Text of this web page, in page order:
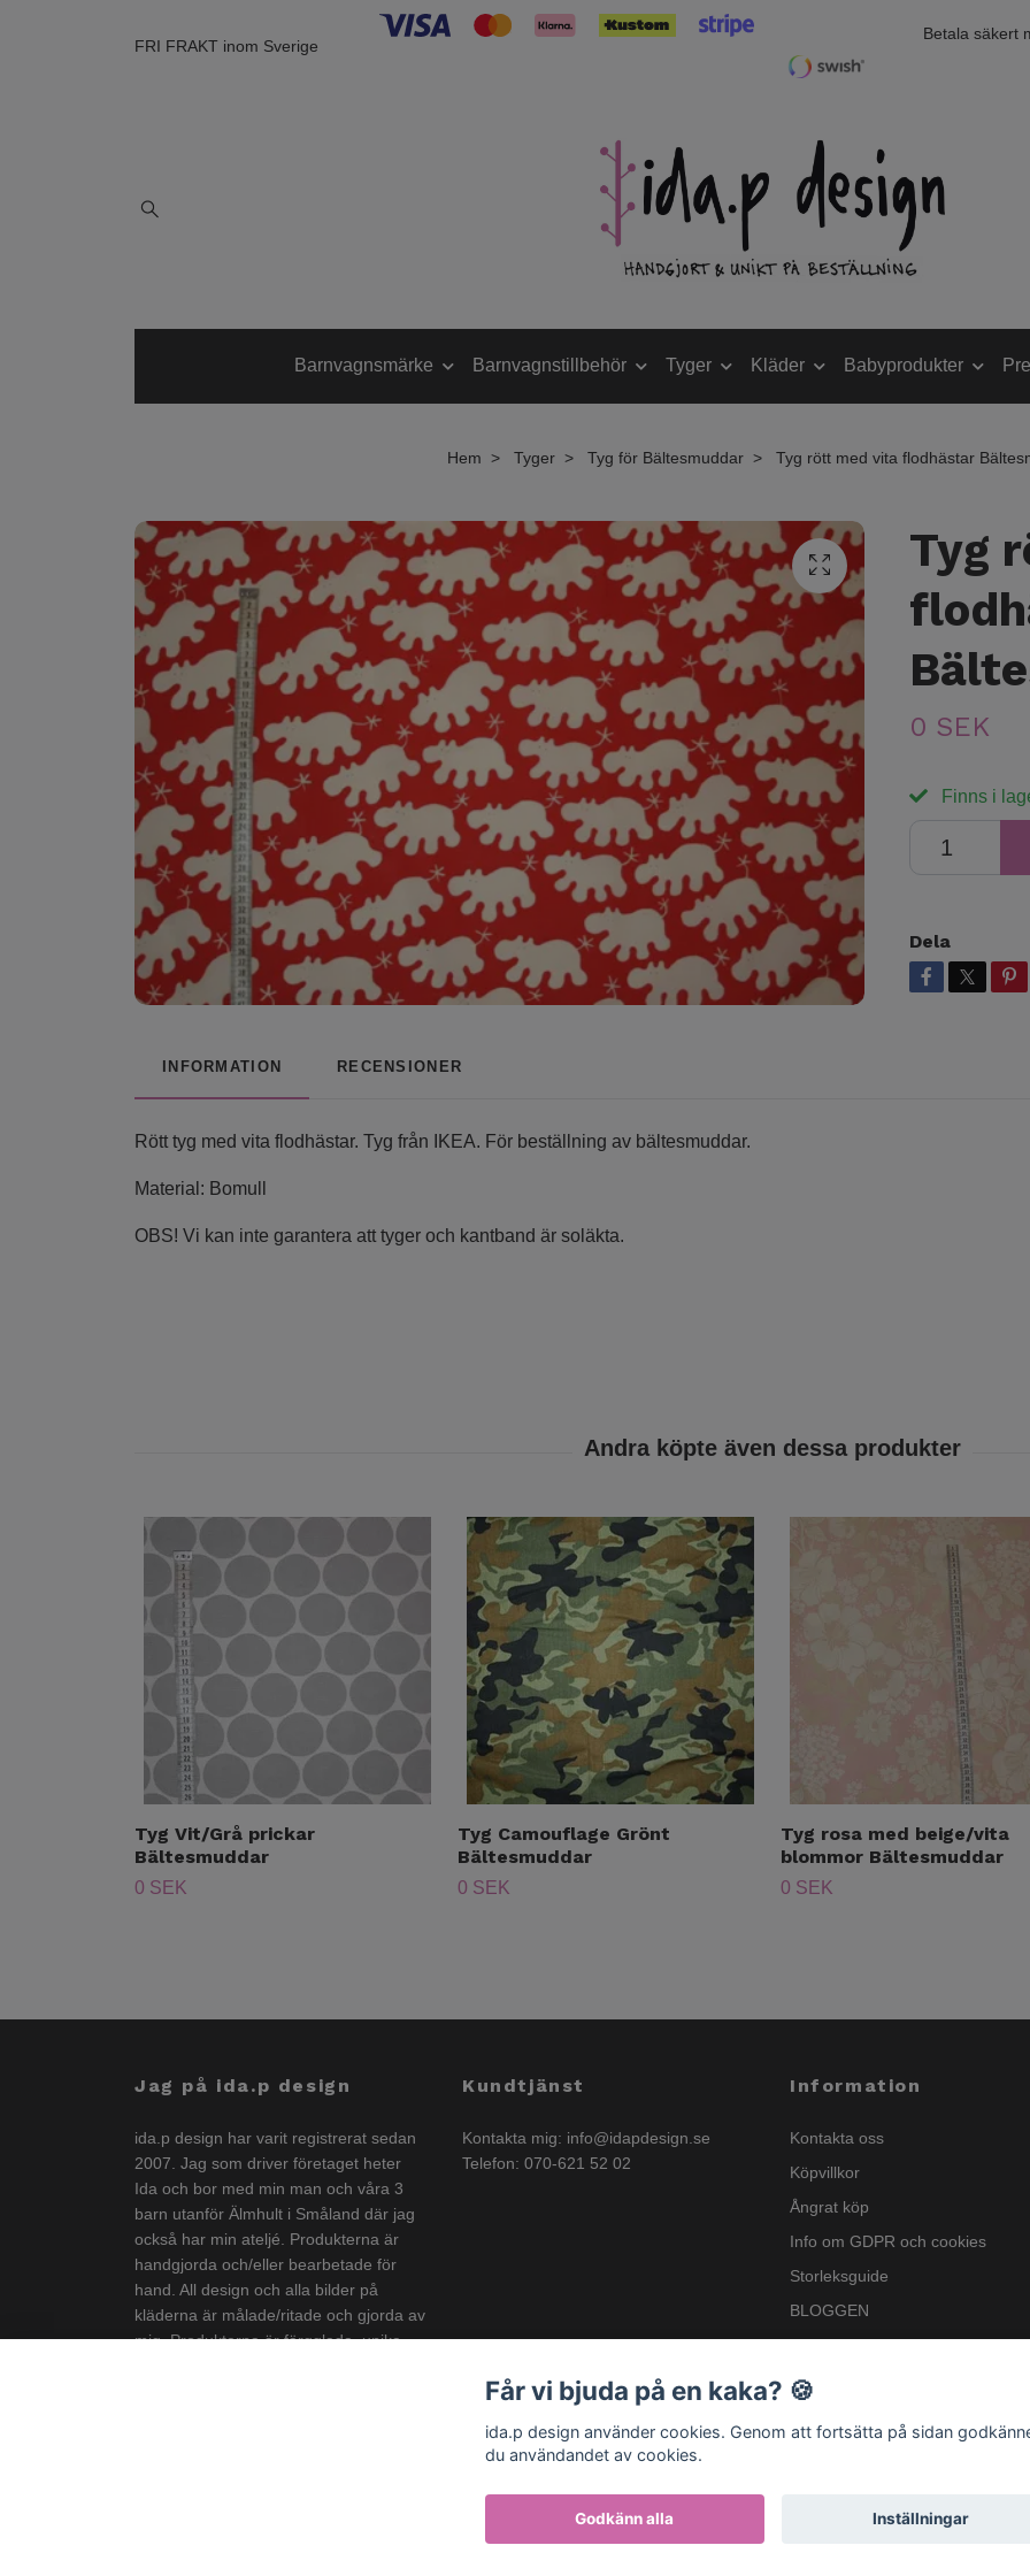
FRI FRAKT inom Sverige
Betala säkert
Barnvagnsmärke Barnvagnstillbehör Tyger Kläder Babyprodukter
Hem Tyger Tyg för Bältesmuddar Tyg rött med vita flodhästar
Tyg
0 SEK
Finns i
Dela
INFORMATION RECENSIONER
Rött tyg med vita flodhästar. Tyg från IKEA. För beställning av bältesmuddar.
Material: Bomull
OBS! Vi kan inte garantera att tyger och kantband är soläkta.
Tyg Vit/Grå prickar
Bältesmuddar
0 SEK
Tyg Camouflage Grönt
Bältesmuddar
0 SEK
Tyg rosa med beige/vita
blommor Bältesmuddar
0 SEK
Jag på ida.p design
ida.p design har varit registrerat sedan
2007. Jag som driver företaget heter
Ida och bor med min man och våra 3
barn utanför Älmhult i Småland där jag
också har min ateljé. Produkterna är
handgjorda och/eller bearbetade för
hand. All design och alla bilder på
kläderna är målade/ritade och gjorda av
mig. Produkterna är färgglada, unika
Kundtjänst
Kontakta mig: info@idapdesign.se
Telefon: 070-621 52 02
Information
Kontakta oss
Köpvillkor
Ångrat köp
Info om GDPR och cookies
Storleksguide
BLOGGEN
Nyhetsbrev
Info om GSPR
Får vi bjuda på en kaka? 🍪
ida.p design använder cookies. Genom att fortsätta på sidan
du användandet av cookies.
Godkänn alla Inställningar